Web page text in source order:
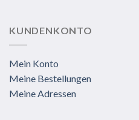
KUNDENKONTO
Mein Konto
Meine Bestellungen
Meine Adressen